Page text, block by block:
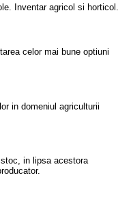
Inventar agricol si horticol.
celor mai bune optiuni
in domeniul agriculturii
in lipsa acestora